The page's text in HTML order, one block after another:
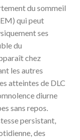
du sommeil
qui peut
ses
du
chez
les autres
atteintes de DLC
diurne
sans repos.
persistant,
des